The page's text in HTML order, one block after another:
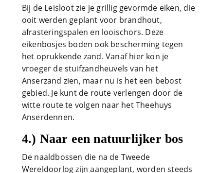
Bij de Leisloot zie je grillig gevormde eiken, die
ooit werden geplant voor brandhout,
afrasteringspalen en looischors. Deze
eikenbosjes boden ook bescherming tegen
het oprukkende zand. Vanaf hier kon je
vroeger de stuifzandheuvels van het
Anserzand zien, maar nu is het een bebost
gebied. Je kunt de route verlengen door de
witte route te volgen naar het Theehuys
Anserdennen.
4.) Naar een natuurlijker bos
De naaldbossen die na de Tweede
Wereldoorlog zijn aangeplant, worden steeds